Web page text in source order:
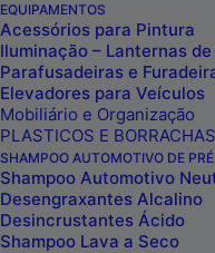
EQUIPAMENTOS
Acessórios para Pintura
Iluminação – Lanternas
Parafusadeiras e
Elevadores para Veículos
Mobiliário e Organização
PLASTICOS E BORRACHAS
SHAMPOO AUTOMOTIVO DE
Shampoo Automotivo
Desengraxantes Alcalino
Desincrustantes Ácido
Shampoo Lava a Seco